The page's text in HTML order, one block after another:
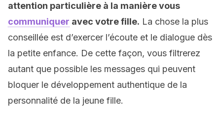
attention particulière à la manière vous
communiquer avec votre fille. La chose la plus
conseillée est d’exercer l’écoute et le dialogue dès
la petite enfance. De cette façon, vous filtrerez
autant que possible les messages qui peuvent
bloquer le développement authentique de la
personnalité de la jeune fille.